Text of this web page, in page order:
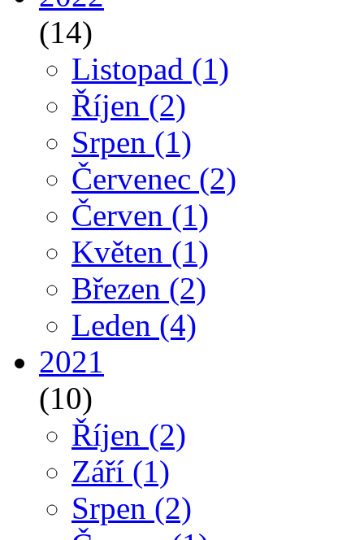
(14)
Listopad (1)
Říjen (2)
Srpen (1)
Červenec (2)
Červen (1)
Květen (1)
Březen (2)
Leden (4)
2021
(10)
Říjen (2)
Září (1)
Srpen (2)